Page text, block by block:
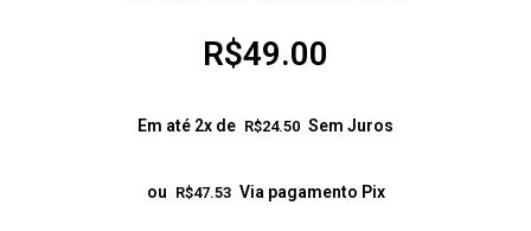
R$49.00
Em até 2x de R$24.50 Sem Juros
ou R$47.53 Via pagamento Pix